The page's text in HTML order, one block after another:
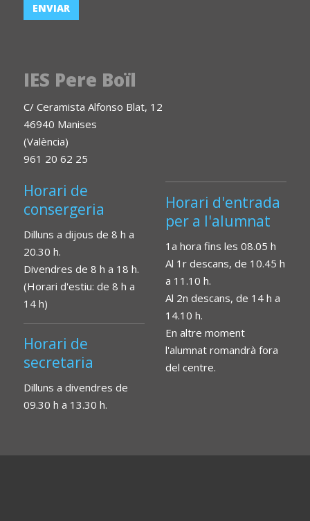
IES Pere Boïl
C/ Ceramista Alfonso Blat, 12
46940 Manises
(València)
961 20 62 25
Horari de
consergeria
Dilluns a dijous de 8 h a
20.30 h.
Divendres de 8 h a 18 h.
(Horari d'estiu: de 8 h a
14 h)
Horari de
secretaria
Dilluns a divendres de
09.30 h a 13.30 h.
Horari d'entrada
per a l'alumnat
1a hora fins les 08.05 h
Al 1r descans, de 10.45 h
a 11.10 h.
Al 2n descans, de 14 h a
14.10 h.
En altre moment
l'alumnat romandrà fora
del centre.